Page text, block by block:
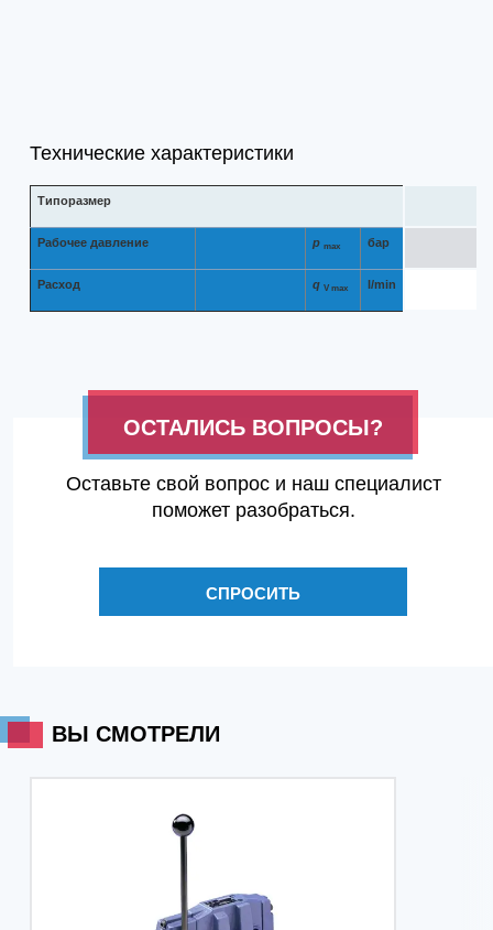
Технические характеристики
Типоразмер
Рабочее давление p max бар
Расход q V max l/min
ОСТАЛИСЬ ВОПРОСЫ?
Оставьте свой вопрос и наш специалист
поможет разобраться.
СПРОСИТЬ
ВЫ СМОТРЕЛИ